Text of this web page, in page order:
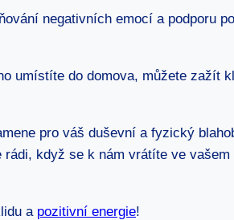
negativních emocí a podporu
umístíte do domova, můžete zažít
pro váš duševní a fyzický
když se k nám vrátíte ve
a pozitivní energie!